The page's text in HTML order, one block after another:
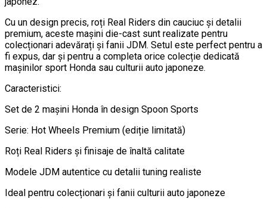
Cu un design precis, roți Real Riders din cauciuc și detalii
premium, aceste mașini die-cast sunt realizate pentru
colecționari adevărați și fanii JDM. Setul este perfect pentru a
fi expus, dar și pentru a completa orice colecție dedicată
mașinilor sport Honda sau culturii auto japoneze.
Caracteristici:
Set de 2 mașini Honda în design Spoon Sports
Serie: Hot Wheels Premium (ediție limitată)
Roți Real Riders și finisaje de înaltă calitate
Modele JDM autentice cu detalii tuning realiste
Ideal pentru colecționari și fanii culturii auto japoneze